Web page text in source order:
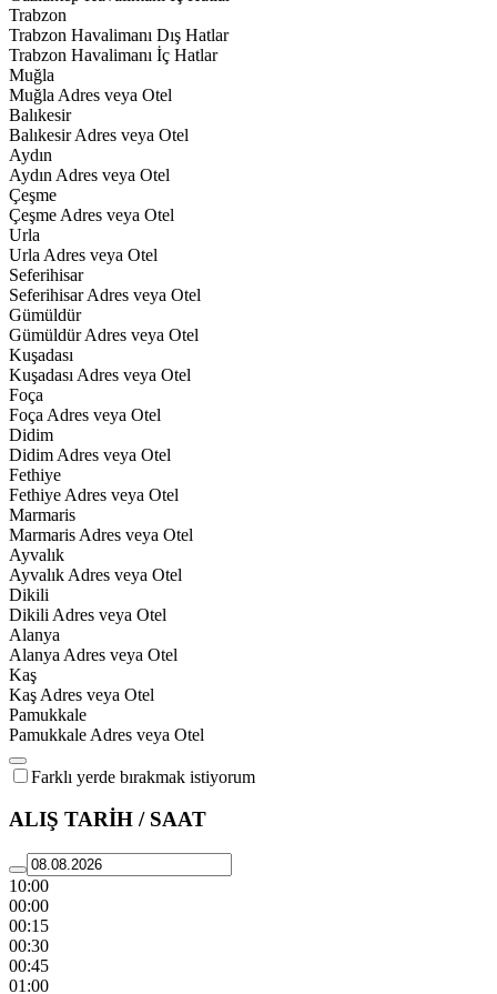
Trabzon
Trabzon Havalimanı Dış Hatlar
Trabzon Havalimanı İç Hatlar
Muğla
Muğla Adres veya Otel
Balıkesir
Balıkesir Adres veya Otel
Aydın
Aydın Adres veya Otel
Çeşme
Çeşme Adres veya Otel
Urla
Urla Adres veya Otel
Seferihisar
Seferihisar Adres veya Otel
Gümüldür
Gümüldür Adres veya Otel
Kuşadası
Kuşadası Adres veya Otel
Foça
Foça Adres veya Otel
Didim
Didim Adres veya Otel
Fethiye
Fethiye Adres veya Otel
Marmaris
Marmaris Adres veya Otel
Ayvalık
Ayvalık Adres veya Otel
Dikili
Dikili Adres veya Otel
Alanya
Alanya Adres veya Otel
Kaş
Kaş Adres veya Otel
Pamukkale
Pamukkale Adres veya Otel
Farklı yerde bırakmak istiyorum
ALIŞ TARİH / SAAT
10:00
00:00
00:15
00:30
00:45
01:00